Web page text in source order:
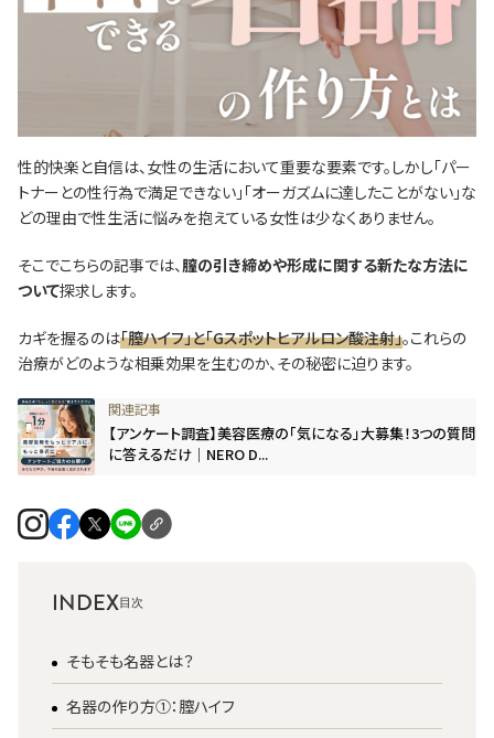
性的快楽と自信は、女性の生活において重要な要素です。しかし「パー
トナーとの性行為で満足できない」「オーガズムに達したことがない」な
どの理由で性生活に悩みを抱えている女性は少なくありません。
そこでこちらの記事では、膣の引き締めや形成に関する新たな方法に
ついて探求します。
カギを握るのは「膣ハイフ」と「Gスポットヒアルロン酸注射」。これらの
治療がどのような相乗効果を生むのか、その秘密に迫ります。
【アンケート調査】美容医療の「気になる」大募集！3つの質問
に答えるだけ｜NERO D...
INDEX
そもそも名器とは？
名器の作り方①：膣ハイフ